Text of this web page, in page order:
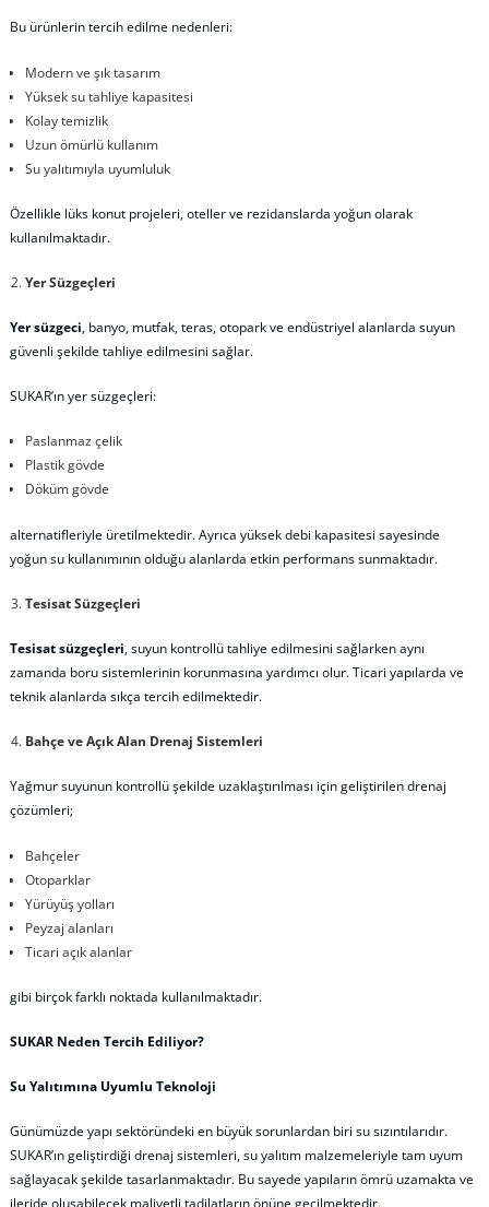
Bu ürünlerin tercih edilme nedenleri:
Modern ve şık tasarım
Yüksek su tahliye kapasitesi
Kolay temizlik
Uzun ömürlü kullanım
Su yalıtımıyla uyumluluk
Özellikle lüks konut projeleri, oteller ve rezidanslarda yoğun olarak
kullanılmaktadır.
Yer Süzgeçleri
Yer süzgeci, banyo, mutfak, teras, otopark ve endüstriyel alanlarda suyun
güvenli şekilde tahliye edilmesini sağlar.
SUKAR’ın yer süzgeçleri:
Paslanmaz çelik
Plastik gövde
Döküm gövde
alternatifleriyle üretilmektedir. Ayrıca yüksek debi kapasitesi sayesinde
yoğun su kullanımının olduğu alanlarda etkin performans sunmaktadır.
Tesisat Süzgeçleri
Tesisat süzgeçleri, suyun kontrollü tahliye edilmesini sağlarken aynı
zamanda boru sistemlerinin korunmasına yardımcı olur. Ticari yapılarda ve
teknik alanlarda sıkça tercih edilmektedir.
Bahçe ve Açık Alan Drenaj Sistemleri
Yağmur suyunun kontrollü şekilde uzaklaştırılması için geliştirilen drenaj
çözümleri;
Bahçeler
Otoparklar
Yürüyüş yolları
Peyzaj alanları
Ticari açık alanlar
gibi birçok farklı noktada kullanılmaktadır.
SUKAR Neden Tercih Ediliyor?
Su Yalıtımına Uyumlu Teknoloji
Günümüzde yapı sektöründeki en büyük sorunlardan biri su sızıntılarıdır.
SUKAR’ın geliştirdiği drenaj sistemleri, su yalıtım malzemeleriyle tam uyum
sağlayacak şekilde tasarlanmaktadır. Bu sayede yapıların ömrü uzamakta ve